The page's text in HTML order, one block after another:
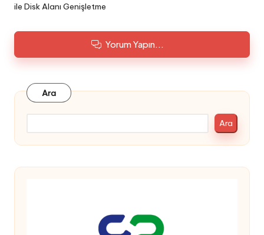
ile Disk Alanı Genişletme
Yorum Yapın...
Ara
Ara